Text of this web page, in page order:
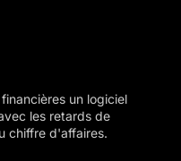
un logiciel
les retards de
chiffre d'affaires.